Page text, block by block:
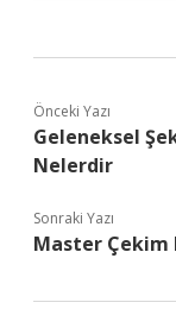
Önceki Yazı
Geleneksel
Nelerdir
Sonraki Yazı
Master Çekim